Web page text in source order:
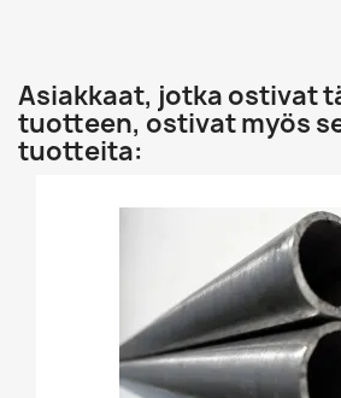
Asiakkaat, jotka ostivat
tuotteen, ostivat myös
tuotteita: